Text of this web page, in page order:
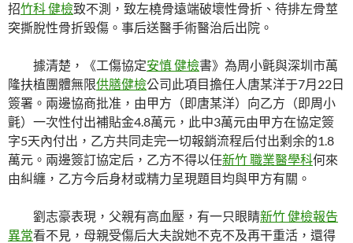
招竹科 健檢致不測，致左橈骨遠端破壞性骨折、待排左骨莖
突撕脫性骨折毀傷。事后送醫手術醫治后出院。
據清楚，《工傷協定安慎 健檢書》為周小氈與深圳市萬
隆扶植團體無限供膳健檢公司此項目擔任人唐某洋于7月22日
簽署。兩邊協商批准，由甲方（即唐某洋）向乙方（即周小
氈）一次性付出補貼金4.8萬元，此中3萬元由甲方在協定簽
字5天內付出，乙方共同走完一切報銷流程后付出剩余的1.8
萬元。兩邊簽訂協定后，乙方不得以任新竹 職業醫學科何來
由糾纏，乙方今后身材或精力呈現題目均與甲方有關。
劉志豪表現，父親有高血壓，有一只眼睛新竹 健檢報告
異常看不見，母親受傷后大夫說她不克不及再干重活，還得